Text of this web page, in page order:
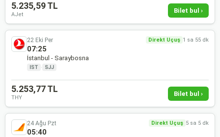
5.235,59 TL
AJet
Bilet bul ›
22 Eki Per Direkt Uçuş 1 sa 55 dk
07:25
İstanbul - Saraybosna
IST · SJJ
5.253,77 TL
THY
Bilet bul ›
24 Ağu Pzt Direkt Uçuş 5 sa 5 dk
05:40